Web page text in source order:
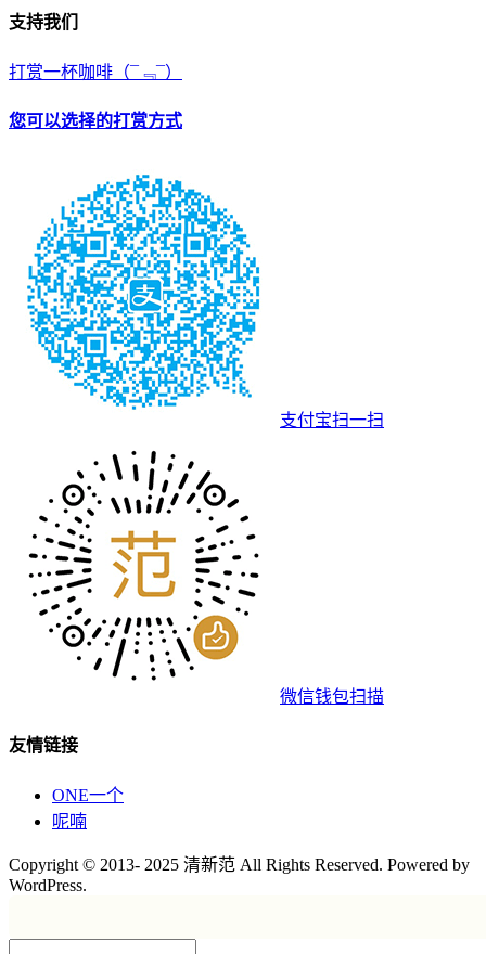
支持我们
打赏一杯咖啡 （¯﹃¯）
您可以选择的打赏方式
支付宝扫一扫
微信钱包扫描
友情链接
ONE一个
呢喃
Copyright © 2013- 2025 清新范 All Rights Reserved. Powered by
WordPress.